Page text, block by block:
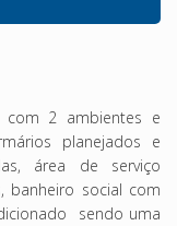
2 ambientes e
planejados e
área de serviço
banheiro social com
sendo uma